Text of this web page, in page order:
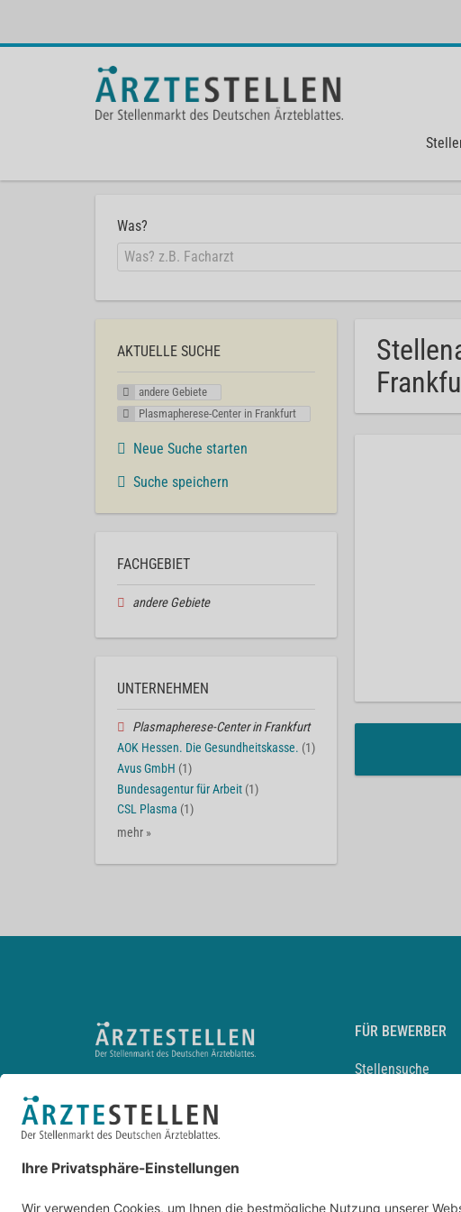
Was?
AKTUELLE SUCHE
andere Gebiete
Plasmapherese-Center in Frankfurt
Neue Suche starten
Suche speichern
FACHGEBIET
andere Gebiete
UNTERNEHMEN
Plasmapherese-Center in Frankfurt
AOK Hessen. Die Gesundheitskasse. (1)
Avus GmbH (1)
Bundesagentur für Arbeit (1)
CSL Plasma (1)
mehr »
FÜR BEWERBER
Stellensuche
Durchsuchen Sie